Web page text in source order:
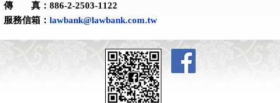
傳 真：886-2-2503-1122
服務信箱： lawbank@lawbank.com.tw